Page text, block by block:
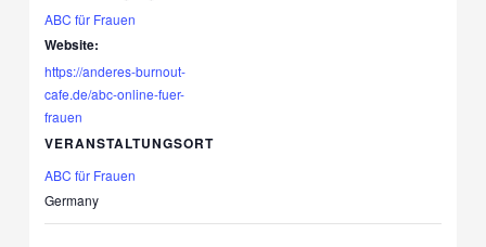
ABC für Frauen
Website:
https://anderes-burnout-
cafe.de/abc-online-fuer-
frauen
VERANSTALTUNGSORT
ABC für Frauen
Germany